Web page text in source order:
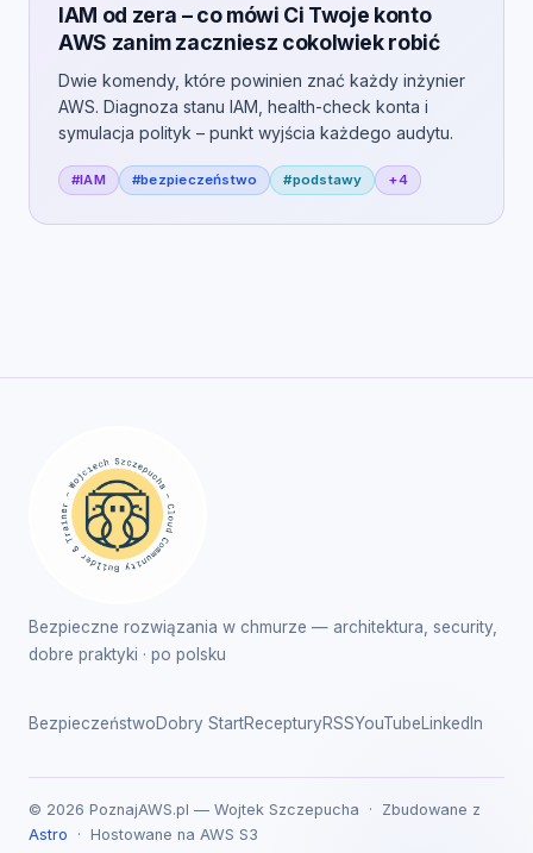
IAM od zera – co mówi Ci Twoje konto
AWS zanim zaczniesz cokolwiek robić
Dwie komendy, które powinien znać każdy inżynier
AWS. Diagnoza stanu IAM, health-check konta i
symulacja polityk – punkt wyjścia każdego audytu.
#IAM #bezpieczeństwo #podstawy +4
Bezpieczne rozwiązania w chmurze — architektura, security,
dobre praktyki · po polsku
BezpieczeństwoDobry StartRecepturyRSSYouTubeLinkedIn
© 2026 PoznajAWS.pl — Wojtek Szczepucha · Zbudowane z
Astro · Hostowane na AWS S3